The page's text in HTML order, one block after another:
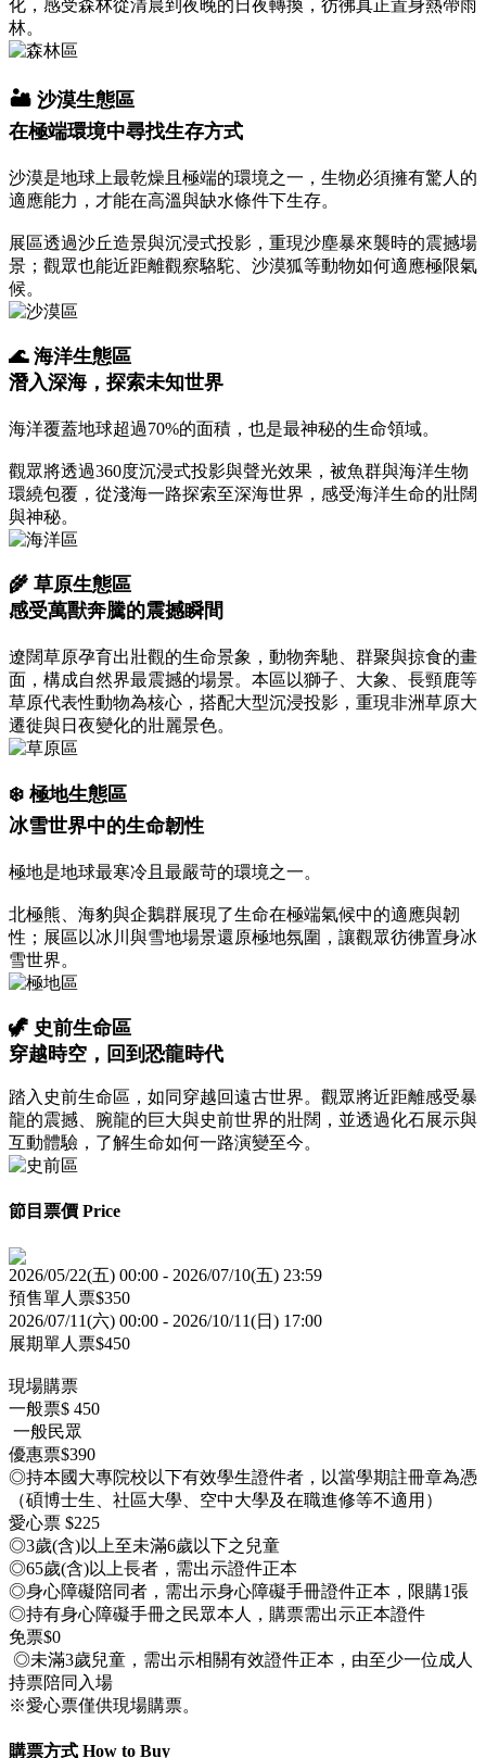
化，感受森林從清晨到夜晚的日夜轉換，彷彿真正置身熱帶雨
林。
🏜️ 沙漠生態區
在極端環境中尋找生存方式
沙漠是地球上最乾燥且極端的環境之一，生物必須擁有驚人的
適應能力，才能在高溫與缺水條件下生存。
展區透過沙丘造景與沉浸式投影，重現沙塵暴來襲時的震撼場
景；觀眾也能近距離觀察駱駝、沙漠狐等動物如何適應極限氣
候。
🌊 海洋生態區
潛入深海，探索未知世界
海洋覆蓋地球超過70%的面積，也是最神秘的生命領域。
觀眾將透過360度沉浸式投影與聲光效果，被魚群與海洋生物
環繞包覆，從淺海一路探索至深海世界，感受海洋生命的壯闊
與神秘。
🌾 草原生態區
感受萬獸奔騰的震撼瞬間
遼闊草原孕育出壯觀的生命景象，動物奔馳、群聚與掠食的畫
面，構成自然界最震撼的場景。本區以獅子、大象、長頸鹿等
草原代表性動物為核心，搭配大型沉浸投影，重現非洲草原大
遷徙與日夜變化的壯麗景色。
❄️ 極地生態區
冰雪世界中的生命韌性
極地是地球最寒冷且最嚴苛的環境之一。
北極熊、海豹與企鵝群展現了生命在極端氣候中的適應與韌
性；展區以冰川與雪地場景還原極地氛圍，讓觀眾彷彿置身冰
雪世界。
🦖 史前生命區
穿越時空，回到恐龍時代
踏入史前生命區，如同穿越回遠古世界。觀眾將近距離感受暴
龍的震撼、腕龍的巨大與史前世界的壯闊，並透過化石展示與
互動體驗，了解生命如何一路演變至今。
節目票價 Price
2026/05/22(五) 00:00 - 2026/07/10(五) 23:59
預售單人票$350
2026/07/11(六) 00:00 - 2026/10/11(日) 17:00
展期單人票$450
現場購票
一般票$ 450
一般民眾
優惠票$390
◎持本國大專院校以下有效學生證件者，以當學期註冊章為憑
（碩博士生、社區大學、空中大學及在職進修等不適用）
愛心票 $225
◎3歲(含)以上至未滿6歲以下之兒童
◎65歲(含)以上長者，需出示證件正本
◎身心障礙陪同者，需出示身心障礙手冊證件正本，限購1張
◎持有身心障礙手冊之民眾本人，購票需出示正本證件
免票$0
◎未滿3歲兒童，需出示相關有效證件正本，由至少一位成人
持票陪同入場
※愛心票僅供現場購票。
購票方式 How to Buy